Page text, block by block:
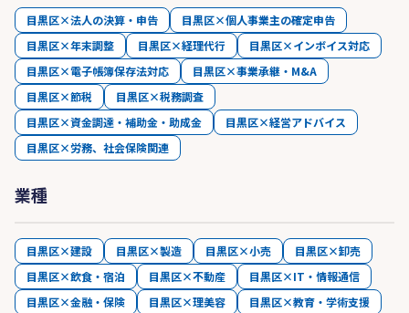
目黒区×法人の決算・申告
目黒区×個人事業主の確定申告
目黒区×年末調整
目黒区×経理代行
目黒区×インボイス対応
目黒区×電子帳簿保存法対応
目黒区×事業承継・M&A
目黒区×節税
目黒区×税務調査
目黒区×資金調達・補助金・助成金
目黒区×経営アドバイス
目黒区×労務、社会保険関連
業種
目黒区×建設 目黒区×製造 目黒区×小売
目黒区×卸売
目黒区×飲食・宿泊
目黒区×不動産
目黒区×IT・情報通信
目黒区×金融・保険
目黒区×理美容
目黒区×教育・学術支援